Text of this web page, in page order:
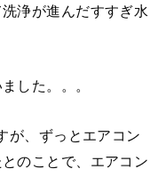
浄が進んだすすぎ水
した。。。
が、ずっとエアコン
のことで、エアコン